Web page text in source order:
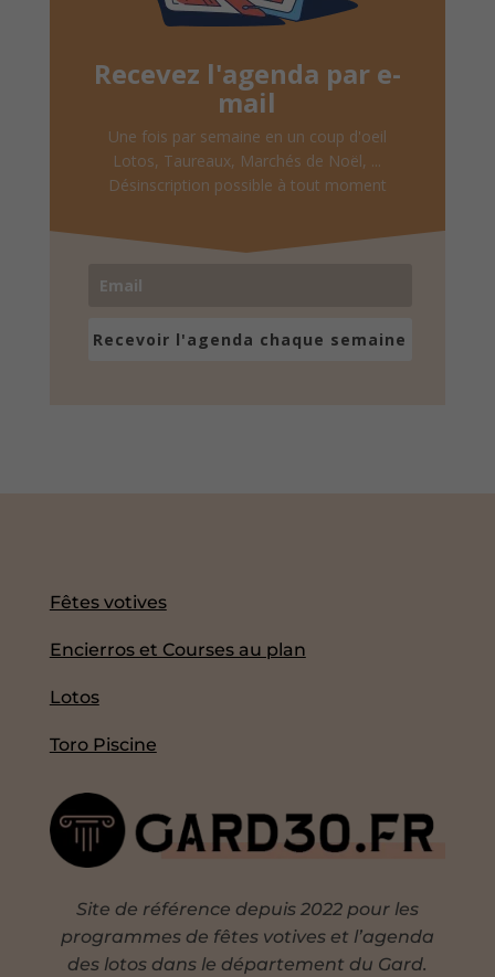
Recevez l'agenda par e-
mail
Une fois par semaine en un coup d'oeil
Lotos, Taureaux, Marchés de Noël, ...
Désinscription possible à tout moment
Recevoir l'agenda chaque semaine
Fêtes votives
Encierros et Courses au plan
Lotos
Toro Piscine
Site de référence depuis 2022 pour les
programmes de fêtes votives et l’agenda
des lotos dans le département du Gard.